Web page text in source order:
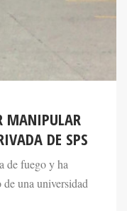
MANIPULAR
DE SPS
de fuego y ha
una universidad